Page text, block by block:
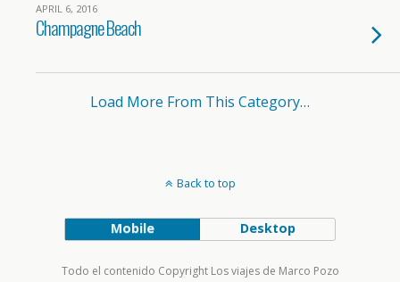
APRIL 6, 2016
Champagne Beach
Load More From This Category…
Back to top
Mobile Desktop
Todo el contenido Copyright Los viajes de Marco Pozo